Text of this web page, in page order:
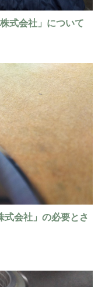
式会社」について
式会社」の必要とさ